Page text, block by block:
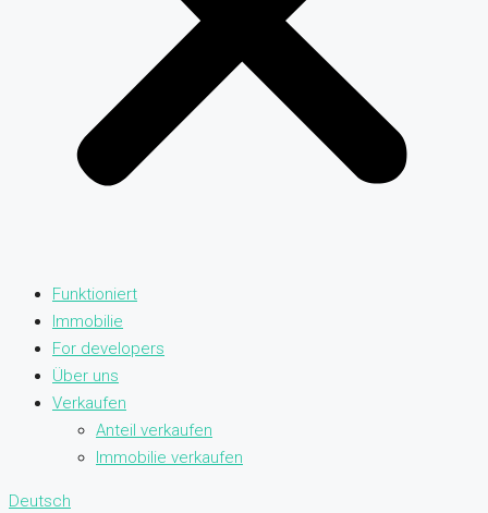
Funktioniert
Immobilie
For developers
Über uns
Verkaufen
Anteil verkaufen
Immobilie verkaufen
Deutsch